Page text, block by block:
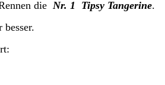
die Nr. 1 Tipsy Tangerine.